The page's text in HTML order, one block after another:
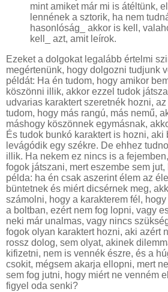
mint amiket már mi is átéltünk,
lennének a sztorik, ha nem
hasonlóság_ akkor is kell,
kell_ azt, amit leírok.
Ezeket a dolgokat legalább értelmi
megértenünk, hogy dolgozni tudjunk
példát: Ha én tudom, hogy amikor
köszönni illik, akkor ezzel tudok
udvarias karaktert szeretnék hozni,
tudom, hogy más rangú, más nemű,
máshogy köszönnek egymásnak,
És tudok bunkó karaktert is hozni, aki
levágódik egy székre. De ehhez
illik. Ha nekem ez nincs is a
fogok játszani, mert eszembe sem
példa: ha én csak aszerint élem az
büntetnek és miért dicsérnek meg,
számolni, hogy a karakterem fél,
a boltban, ezért nem fog lopni, vagy
neki már unalmas, vagy nincs
fogok olyan karaktert hozni, aki azért
rossz dolog, sem olyat, akinek
kifizetni, nem is vennék észre, és a
csokit, mégsem akarja ellopni, mert
sem fog jutni, hogy miért ne venném
figyel oda senki?